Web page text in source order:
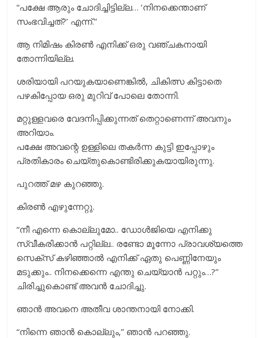
“പക്ഷേ ആരും ചോദിച്ചിട്ടില്ല… ‘നിനക്കെന്താണ്
സംഭവിച്ചത്?’ എന്ന്.”
ആ നിമിഷം കിരൺ എനിക്ക് ഒരു വഞ്ചകനായി
തോന്നിയില്ല.
ശരിയായി പറയുകയാണെങ്കിൽ, ചികിത്സ കിട്ടാതെ
പഴകിപ്പോയ ഒരു മുറിവ് പോലെ തോന്നി.
മറ്റുള്ളവരെ വേദനിപ്പിക്കുന്നത് തെറ്റാണെന്ന് അവനും
അറിയാം.
പക്ഷേ അവന്റെ ഉള്ളിലെ തകർന്ന കുട്ടി ഇപ്പോഴും
പ്രതികാരം ചെയ്തുകൊണ്ടിരിക്കുകയായിരുന്നു.
പുറത്ത് മഴ കുറഞ്ഞു.
കിരൺ എഴുന്നേറ്റു.
“നീ എന്നെ കൊല്ലുമോ.. ഡോള്‍ജിയെ എനിക്കു
സ്വീകരിക്കാന്‍ പറ്റില്ല.. രണ്ടോ മൂന്നോ പ്രാവശ്യത്തെ
സെക്സ് കഴിഞ്ഞാല്‍ എനിക്ക് ഏതു പെണ്ണിനേയും
മടുക്കും.. നിനക്കെന്നെ എന്തു ചെയ്യാന്‍ പറ്റും…?”
ചിരിച്ചുകൊണ്ട് അവൻ ചോദിച്ചു.
ഞാൻ അവനെ അതീവ ശാന്തനായി നോക്കി.
“നിന്നെ ഞാന്‍ കൊല്ലും,” ഞാൻ പറഞ്ഞു.